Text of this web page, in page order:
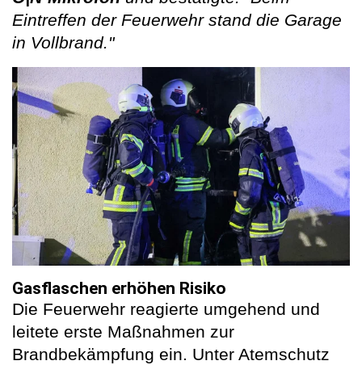
Eintreffen der Feuerwehr stand die Garage
in Vollbrand."
Gasflaschen erhöhen Risiko
Die Feuerwehr reagierte umgehend und
leitete erste Maßnahmen zur
Brandbekämpfung ein. Unter Atemschutz